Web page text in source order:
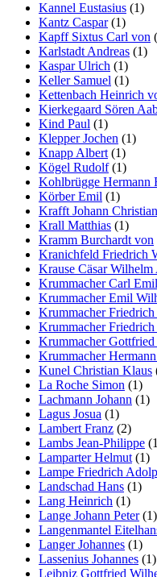
Kannel Eustasius (1)
Kantz Caspar(1)
Kapff Sixtus Carl von
Karlstadt Andreas (1)
Kaspar Ulrich (1)
Keller Samuel (1)
Kettenbach Heinrich
Kierkegaard Sören
Kind Paul (1)
Klepper Jochen (1)
Knapp Albert (1)
Kögel Rudolf(1)
Kohlbrügge Hermann
Körber Emil (1)
Krafft Johann
Krall Matthias (1)
Kramm Burchardt von
Kranichfeld Friedrich
Krause Cäsar Wilhelm
Krummacher Carl Emil
Krummacher Emil
Krummacher
Krummacher
Krummacher
Krummacher
Kunel Christian Klaus
La Roche Simon (1)
Lachmann Johann (1)
Lagus Josua (1)
Lambert Franz (2)
Lambs Jean-Philippe
Lamparter Helmut (1)
Lampe Friedrich
Landschad Hans (1)
Lang Heinrich (1)
Lange Johann Peter(1)
Langenmantel
Langer Johannes (1)
Lassenius Johannes (1)
Leibniz Gottfried